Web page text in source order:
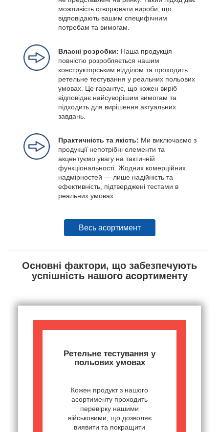
можливість створювати вироби, що
відповідають вашим специфічним
потребам та вимогам.
Власні розробки: Наша продукція
повністю розробляється нашим
конструкторським відділом та проходить
ретельне тестування у реальних польових
умовах. Це гарантує, що кожен виріб
відповідає найсуворішим вимогам та
підходить для вирішення актуальних
завдань.
Практичність та якість: Ми виключаємо з
продукції непотрібні елементи та
акцентуємо увагу на тактичній
функціональності. Жодних комерційних
надмірностей — лише надійність та
ефективність, підтверджені тестами в
реальних умовах.
Весь асортимент
Основні фактори, що забезпечують
успішність нашого асортименту
Ретельне тестування у
польових умовах
Кожен продукт з нашого
асортименту проходить
перевірку нашими
військовими, що дозволяє
виявити та покращити